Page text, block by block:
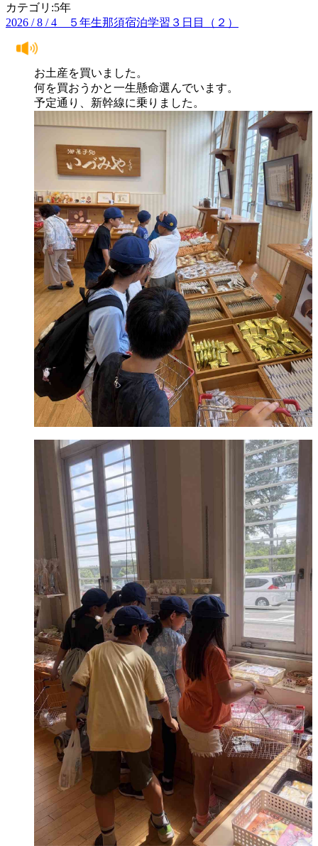
カテゴリ:5年
2026 / 8 / 4 ５年生那須宿泊学習３日目（２）
お土産を買いました。
何を買おうかと一生懸命選んでいます。
予定通り、新幹線に乗りました。